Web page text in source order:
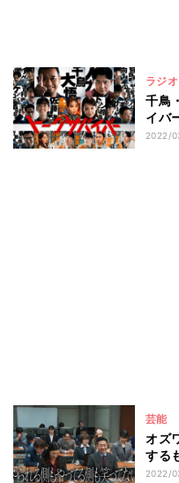
ラジオ
千鳥
イバ
2022/
芸能
オズ
する
2022/